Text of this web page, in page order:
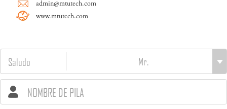
admin@mtutech.com
www.mtutech.com
Saludo
NOMBRE DE PILA